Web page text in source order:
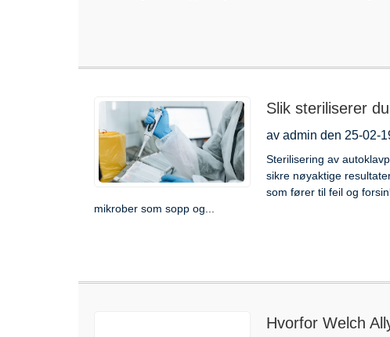
Slik steriliserer
av admin den 25-02-
Sterilisering av
sikre nøyaktige
som fører til feil og
mikrober som sopp og...
Hvorfor Welch